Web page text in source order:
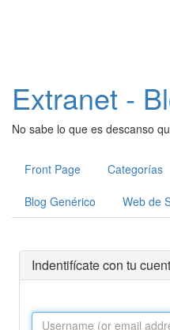
Extranet -
No sabe lo que es descanso
Front Page Categorías
Blog Genérico Web de
Indentifícate con tu